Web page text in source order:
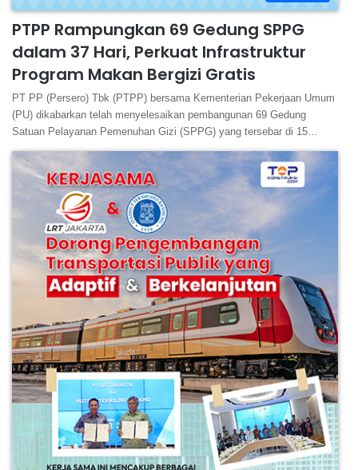
PTPP Rampungkan 69 Gedung SPPG
dalam 37 Hari, Perkuat Infrastruktur
Program Makan Bergizi Gratis
PT PP (Persero) Tbk (PTPP) bersama Kementerian Pekerjaan Umum
(PU) dikabarkan telah menyelesaikan pembangunan 69 Gedung
Satuan Pelayanan Pemenuhan Gizi (SPPG) yang tersebar di 15…